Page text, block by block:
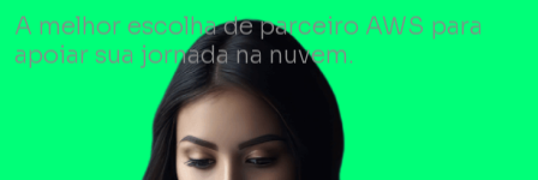
A melhor escolha de parceiro AWS para
apoiar sua jornada na nuvem.